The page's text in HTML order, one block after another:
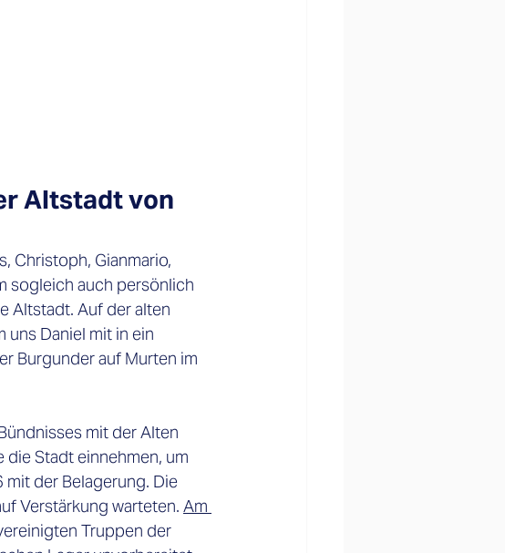
Altstadt von
Christoph, Gianmario,
sogleich auch persönlich
Altstadt. Auf der alten
uns Daniel mit in ein
Burgunder auf Murten im
mit der Alten
die Stadt einnehmen, um
der Belagerung. Die
Verstärkung warteten. Am
Truppen der